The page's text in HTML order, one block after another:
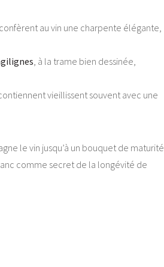
au vin une charpente élégante,
, à la trame bien dessinée,
vieillissent souvent avec une
le vin jusqu’à un bouquet de maturité
comme secret de la longévité de